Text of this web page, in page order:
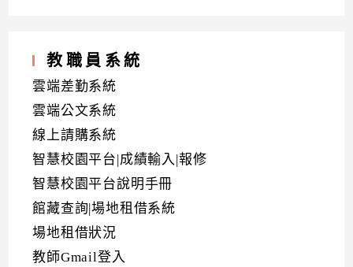
教職員系統
雲端差勤系統
雲端公文系統
線上請購系統
智慧校園平台|成績輸入|報修
智慧校園平台說明手冊
館藏查詢|場地租借系統
場地租借狀況
教師Gmail登入